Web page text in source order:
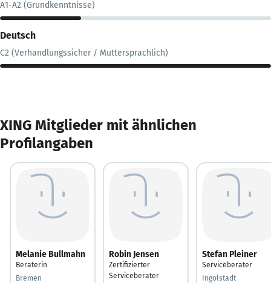
A1-A2 (Grundkenntnisse)
Deutsch
C2 (Verhandlungssicher / Muttersprachlich)
XING Mitglieder mit ähnlichen
Profilangaben
Melanie Bullmahn
Beraterin
Bremen
Robin Jensen
Zertifizierter
Serviceberater
Stefan Pleiner
Serviceberater
Ingolstadt